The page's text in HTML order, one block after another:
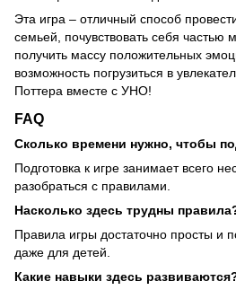
Эта игра – отличный способ
семьей, почувствовать себя частью
получить массу положительных
возможность погрузиться в
Поттера вместе с УНО!
FAQ
Сколько времени нужно, чтобы
Подготовка к игре занимает всего
разобраться с правилами.
Насколько здесь трудны
Правила игры достаточно просты и
даже для детей.
Какие навыки здесь